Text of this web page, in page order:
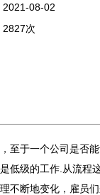
2021-08-02
2827次
至于一个公司是否
低级的工作.从流
不断地变化，雇员